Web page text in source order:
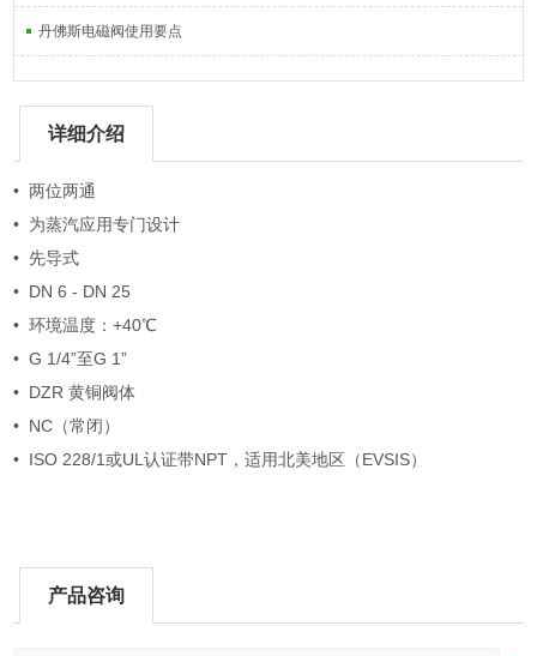
丹佛斯电磁阀使用要点
详细介绍
• 两位两通
• 为蒸汽应用专门设计
• 先导式
• DN 6 - DN 25
• 环境温度：+40℃
• G 1/4”至G 1”
• DZR 黄铜阀体
• NC（常闭）
• ISO 228/1或UL认证带NPT，适用北美地区（EVSIS）
产品咨询